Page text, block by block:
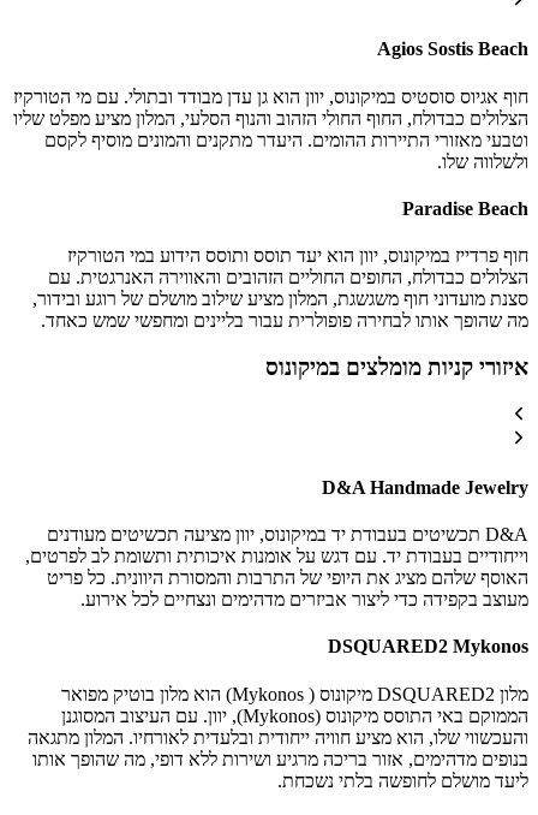
Agios Sostis Beach
חוף אגיוס סוסטיס במיקונוס, יוון הוא גן עדן מבודד ובתולי. עם מי הטורקיז
הצלולים כבדולח, החוף החולי הזהוב והנוף הסלעי, המלון מציע מפלט שליו
וטבעי מאזורי התיירות ההומים. היעדר מתקנים והמונים מוסיף לקסם
ולשלווה שלו.
Paradise Beach
חוף פרדייז במיקונוס, יוון הוא יעד תוסס ותוסס הידוע במי הטורקיז
הצלולים כבדולח, החופים החוליים הזהובים והאווירה האנרגטית. עם
סצנת מועדוני חוף משגשגת, המלון מציע שילוב מושלם של רוגע ובידור,
מה שהופך אותו לבחירה פופולרית עבור בליינים ומחפשי שמש כאחד.
איזורי קניות מומלצים במיקונוס
D&A Handmade Jewelry
D&A תכשיטים בעבודת יד במיקונוס, יוון מציעה תכשיטים מעודנים
וייחודיים בעבודת יד. עם דגש על אומנות איכותית ותשומת לב לפרטים,
האוסף שלהם מציג את היופי של התרבות והמסורת היוונית. כל פריט
מעוצב בקפידה כדי ליצור אביזרים מדהימים ונצחיים לכל אירוע.
DSQUARED2 Mykonos
מלון DSQUARED2 מיקונוס ( Mykonos) הוא מלון בוטיק מפואר
הממוקם באי התוסס מיקונוס (Mykonos), יוון. עם העיצוב המסוגנן
והעכשווי שלו, הוא מציע חוויה ייחודית ובלעדית לאורחיו. המלון מתגאה
בנופים מדהימים, אזור בריכה מרגיע ושירות ללא דופי, מה שהופך אותו
ליעד מושלם לחופשה בלתי נשכחת.